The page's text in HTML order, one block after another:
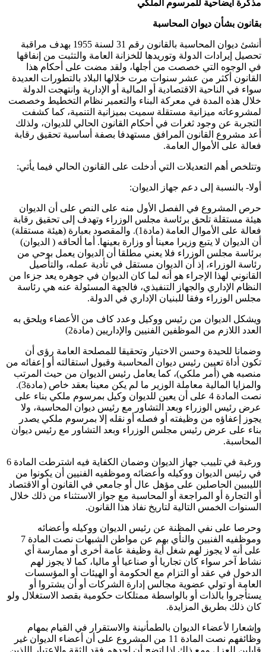
مذكرة ايضاحية للمرسوم الملكي
بقانون بشأن ديوان المحاسبة
أنشئ ديوان المحاسبة بالقانون رقم 31 لسنة 1955 بهدف مراقبة
تحصيل إيرادات الدولة وتوريدها للخزانة العامة والتثبت من إنفاقها
في الوجوه التي خصصت من أجلها، ولقد مضت على أحكام هذا
القانون أكثر من عشر سنوات مرت خلالها البلاد بالتطورات العديدة
سواء في الناحية الاقتصادية أو المالية أو الإدارية وانتهجت الدولة
خلال هذه المدة في معركة البناء والتعمير نظام التخطيط وخصصت
لمشروعاته ميزانية مستقلة سميت بميزانية التنمية، كما كشفت
التجربة عن وجود ثغرات في أحكام القانون الحالي للديوان، ولذلك
أعد مشروع القانون المرافق مستهدفا بصفة أساسية تحقيق رقابة
فعالة على الأموال العامة.
وتتلخص أهم التعديلات التي أدخلت على القانون الحالي فيما يأتي:
أولا- بالنسبة إلى دعم جهاز الديوان:
حرص المشروع في الفصل الأول منه على النص على أن الديوان
هيئة مستقلة تلحق برئاسة مجلس الوزراء وتهدف إلى تحقيق رقابة
فعالة على الأموال العامة (مادة1). والمقصود بعبارة (هيئة مستقلة)
أن الديوان لا يتبع وزيرا معينا أو وزارة بعينها. أما ألحاقه ( الديوان)
برئاسة مجلس الوزراء فلا يعني مطلقا أن الديوان يعمل بوحي من
رئاسة الوزراء، إذ أن الديوان مستقل في تأدية عمله، والتأصيل
القانوني لهذا الإجراء هو أنه لما كان الديوان في جوهره يعد جزءا من
النظام الإداري والجهاز التنفيذي، فالجهة المسئولة عنه هي رئاسة
مجلس الوزراء وفقا للبنيان الإداري في الدولة.
ويشكل الديوان من رئيس ووكيل وعدد كاف من الأعضاء ويلحق به
العدد اللازم من الموظفين الفنيين والإداريين (مادة2)
وضمانا للحيدة وحسن الاختيار وتحقيقا للمصلحة العامة رؤى أن
تكون أداة تعيين رئيس ديوان المحاسبة وقبول استقالته أو إعفائه من
منصبه هي (أمر ملكي)، كما يعامل رئيس الديوان من حيث المرتب
والمزايا المالية معاملة الوزير ما لم يكن معينا بعقد خاص (مادة3).
نصت المادة 4 على أن يعين للديوان وكيل بمرسوم ملكي بناء على
عرض رئيس الوزراء وبعد التشاور مع رئيس ديوان المحاسبة، ولا
يجوز إعفاؤه من وظيفته أو فصله أو نقله إلا بمرسوم ملكي يصدر
بناء على عرض رئيس مجلس الوزراء وبعد التشاور مع رئيس ديوان
المحاسبة.
ورغبة في تلييب جهاز الديوان وضمان الكفاية فيه اشترطت المادة 6
في رئيس الديوان ووكيله وأعضائه وموظفيه الفنيين أن يكونوا من
الليبيين الحاصلين على مؤهل عال أو جامعي في القانون أو الاقتصاد
أو التجارة أو المراجعة أو المحاسبة مع جواز الاستثناء من ذلك خلال
السنوات الخمس التالية لتاريخ نفاذ هذا القانون.
وحرصا على نفي المظنة عن رئيس الديوان ووكيله وأعضائه
وموظفيه الفنيين والنأي بهم عن مواطن الشبهات نصت المادة 7
على أنه لا يجوز لهم شغل أية وظيفة عامة أخرى أو ممارسة أي
نشاط آخر سواء كان تجاريا أو صناعيا أو ماليا، كما لا يجوز لهم
الدخول في عقد أو التزام مع الحكومة أو الهيئات أو المؤسسات
العامة أو تولي عضوية مجالس إدارة الشركات أو أن يشتروا أو
يستأجروا بالذات أو بالواسطة ممتلكات حكومية بقصد الاستغلال ولو
كان ذلك بطريق المزايدة.
وإشعارا لأعضاء الديوان بالطمأنينة والاستقرار في القيام بمهام
وظائفهم نصت المادة 11 من المشروع على أن أعضاء الديوان غير